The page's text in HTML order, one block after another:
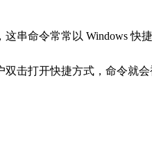
串命令常常以 Windows 快
击打开快捷方式，命令就会